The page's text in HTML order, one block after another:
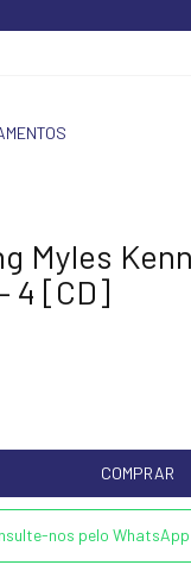
Myles
4 [CD]
nos pelo WhatsApp